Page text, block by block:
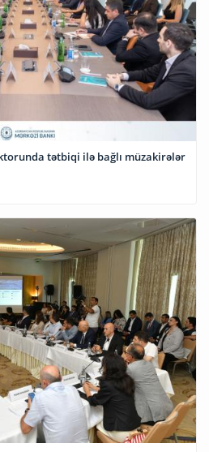
tətbiqi ilə bağlı müzakirələr